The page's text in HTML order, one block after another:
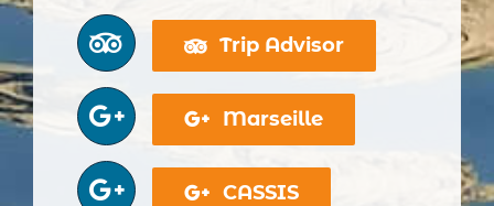
Trip Advisor
Marseille
CASSIS